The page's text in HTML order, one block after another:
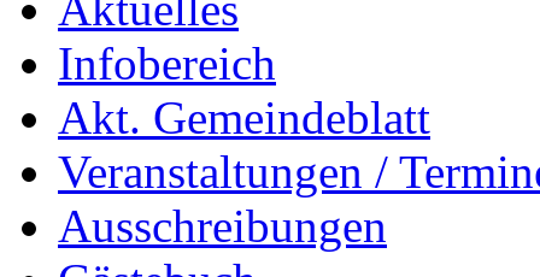
Infobereich
Akt. Gemeindeblatt
Veranstaltungen /
Ausschreibungen